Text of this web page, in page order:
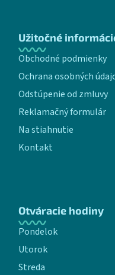
Užitočné
Obchodné podmienky
Ochrana osobných
Odstúpenie od zmluvy
Reklamačný formulár
Na stiahnutie
Kontakt
Otváracie hodiny
Pondelok
Utorok
Streda